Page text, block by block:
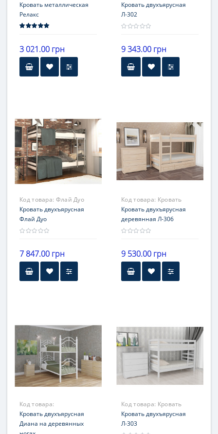
Кровать металлическая
Релакс
3 021.00 грн
12 месяцев
Л-302
Кровать двухъярусная
Л-302
9 343.00 грн
Гарантия
12 месяцев
Код товара: Флай Дуо
Кровать двухъярусная
Флай Дуо
7 847.00 грн
Код товара: Кровать
двухъярусная
деревянная Л-306
Кровать двухъярусная
деревянная Л-306
9 530.00 грн
Код товара:
Металлдизайн
Кровать двухъярусная
Диана на деревянных
Код товара: Кровать
Л-303
Кровать двухъярусная
Л-303